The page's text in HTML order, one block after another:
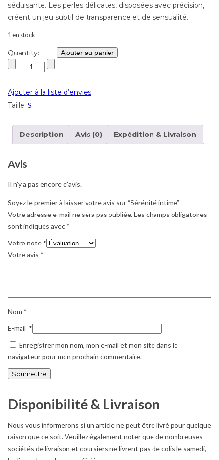
séduisante. Les perles délicates, disposées avec précision,
créent un jeu subtil de transparence et de sensualité.
1 en stock
Quantity: Ajouter au panier
Ajouter à la liste d’envies
Taille: S
Description Avis (0) Expédition & Livraison
Avis
Il n’y a pas encore d’avis.
Soyez le premier à laisser votre avis sur “Sérénité intime”
Votre adresse e-mail ne sera pas publiée.Les champs obligatoires
sont indiqués avec *
Votre note *
Votre avis *
Nom *
E-mail *
Enregistrer mon nom, mon e-mail et mon site dans le
navigateur pour mon prochain commentaire.
Disponibilité & Livraison
Nous vous informerons si un article ne peut être livré pour quelque
raison que ce soit. Veuillez également noter que de nombreuses
sociétés de livraison et coursiers ne livrent pas de colis le samedi,